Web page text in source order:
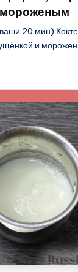
мороженым
20 мин)
и